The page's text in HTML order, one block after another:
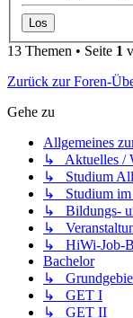
13 Themen • Seite 1
Zurück zur Foren-
Gehe zu
Allgemeines
↳ Aktuelles /
↳ Studium
↳ Studium im
↳ Bildungs-
↳
↳ HiWi-Job-
Bachelor
↳
↳ GET I
↳ GET II